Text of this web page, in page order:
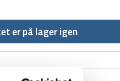
er på lager igen